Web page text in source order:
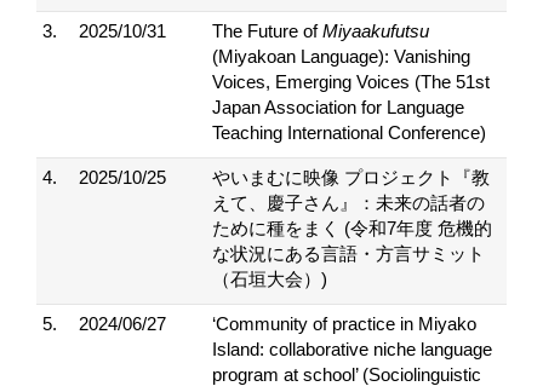
3. 2025/10/31 The Future ofMiyaakufutsu
(Miyakoan Language): Vanishing
Voices, Emerging Voices (The 51st
Japan Association for Language
Teaching International Conference)
4. 2025/10/25
やいまむに映像 プロジェクト『教
えて、慶子さん』：未来の話者の
ために種をまく (令和7年度 危機的
な状況にある言語・方言サミット
（石垣大会）)
5. 2024/06/27
‘Community of practice in Miyako
Island: collaborative niche language
program at school’ (Sociolinguistic